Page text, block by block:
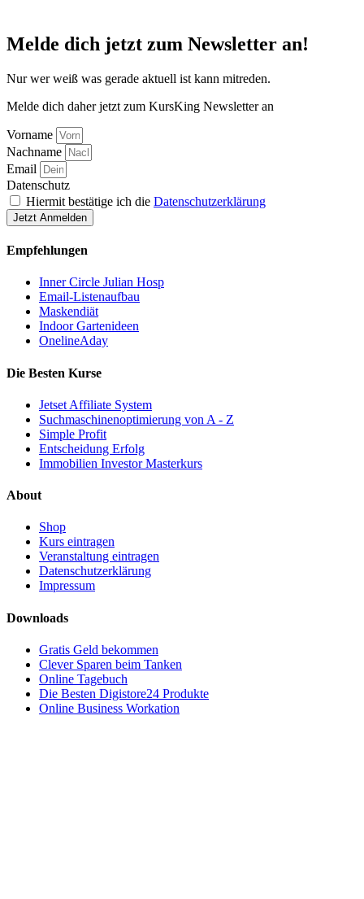
Melde dich jetzt zum Newsletter an!
Nur wer weiß was gerade aktuell ist kann mitreden.
Melde dich daher jetzt zum KursKing Newsletter an
Vorname
Nachname
Email
Datenschutz
Hiermit bestätige ich die Datenschutzerklärung
Jetzt Anmelden
Empfehlungen
Inner Circle Julian Hosp
Email-Listenaufbau
Maskendiät
Indoor Gartenideen
OnelineAday
Die Besten Kurse
Jetset Affiliate System
Suchmaschinenoptimierung von A - Z
Simple Profit
Entscheidung Erfolg
Immobilien Investor Masterkurs
About
Shop
Kurs eintragen
Veranstaltung eintragen
Datenschutzerklärung
Impressum
Downloads
Gratis Geld bekommen
Clever Sparen beim Tanken
Online Tagebuch
Die Besten Digistore24 Produkte
Online Business Workation